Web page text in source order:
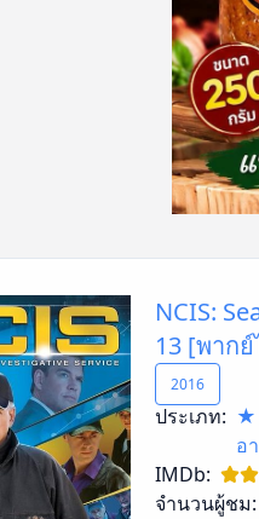
NCIS:
13 [พาก
2016
ประเภท: ★
อ
IMDb:
จำนวนผู้ชม: